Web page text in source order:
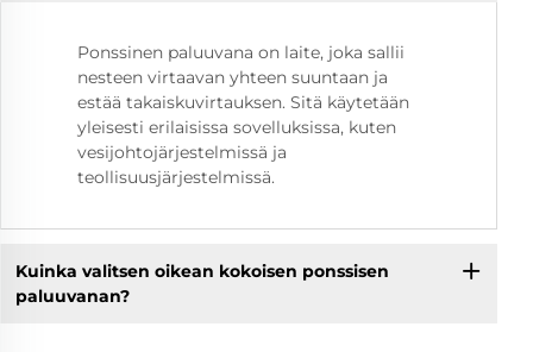
Ponssinen paluuvana on laite, joka sallii
nesteen virtaavan yhteen suuntaan ja
estää takaiskuvirtauksen. Sitä käytetään
yleisesti erilaisissa sovelluksissa, kuten
vesijohtojärjestelmissä ja
teollisuusjärjestelmissä.
Kuinka valitsen oikean kokoisen ponssisen
paluuvanan?